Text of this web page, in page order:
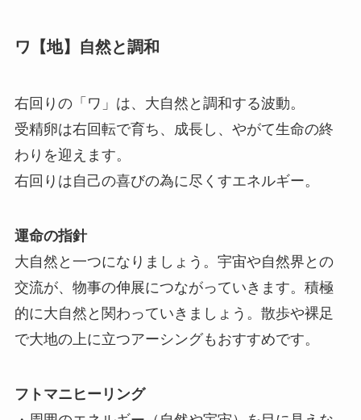
ワ【地】自然と調和
右回りの「ワ」は、大自然と調和する波動。
受精卵は右回転で育ち、成長し、やがて生命の終
わりを迎えます。
右回りは自己の喜びの為に尽くすエネルギー。
運命の指針
大自然と一つになりましょう。宇宙や自然界との
交流が、物事の伸展につながっていきます。積極
的に大自然と関わっていきましょう。散歩や裸足
で大地の上に立つアーシングもおすすめです。
フトマニヒーリング